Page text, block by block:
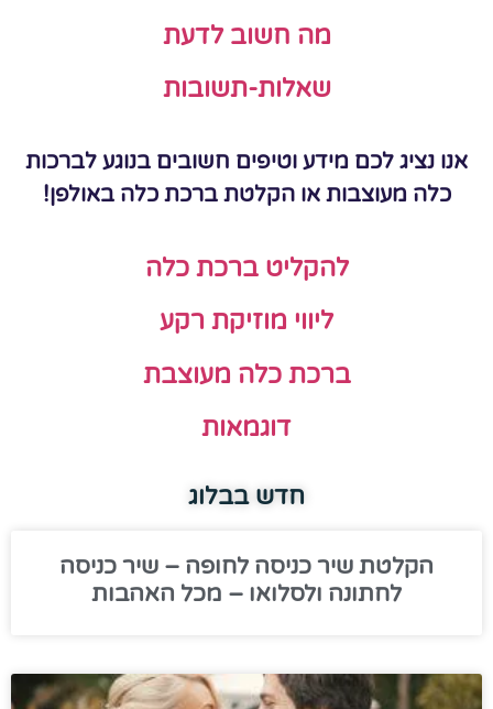
מה חשוב לדעת
שאלות-תשובות
אנו נציג לכם מידע וטיפים חשובים בנוגע לברכות
כלה מעוצבות או הקלטת ברכת כלה באולפן!
להקליט ברכת כלה
ליווי מוזיקת רקע
ברכת כלה מעוצבת
דוגמאות
חדש בבלוג
הקלטת שיר כניסה לחופה – שיר כניסה
לחתונה ולסלואו – מכל האהבות